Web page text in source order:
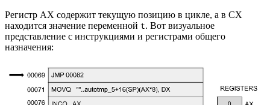
Регистр AX содержит текущую позицию в цикле, а в CX
находится значение переменной t. Вот визуальное
представление с инструкциями и регистрами общего
назначения: